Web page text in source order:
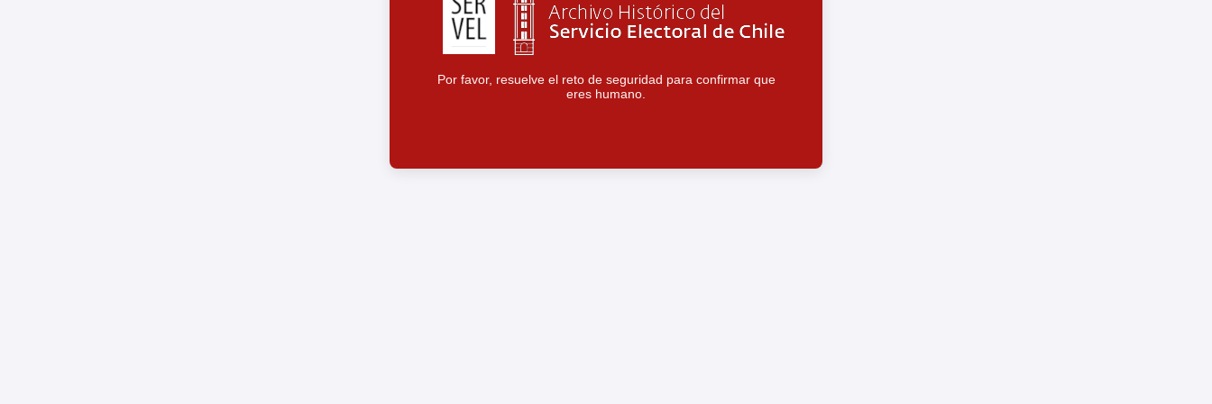
Por favor, resuelve el reto de seguridad para confirmar que
eres humano.